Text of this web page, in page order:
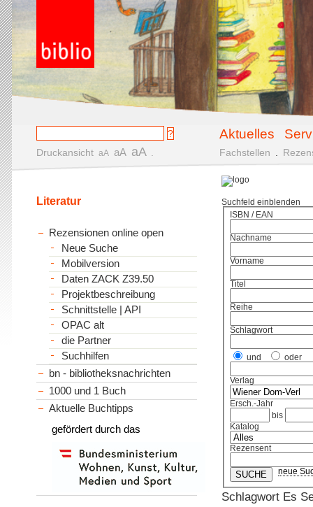
Aktuelles
Druckansicht aA aA aA Fachstellen
Suchfeld einblenden
ISBN / EAN
Nachname
Vorname
Titel
Reihe
Schlagwort
und oder
Verlag
Ersch.-Jahr
bis
Katalog
Rezensent
neue
Schlagwort Es
Literatur
Rezensionen online open
Neue Suche
Mobilversion
Daten ZACK Z39.50
Projektbeschreibung
Schnittstelle | API
OPAC alt
die Partner
Suchhilfen
bn - bibliotheksnachrichten
1000 und 1 Buch
Aktuelle Buchtipps
gefördert durch das